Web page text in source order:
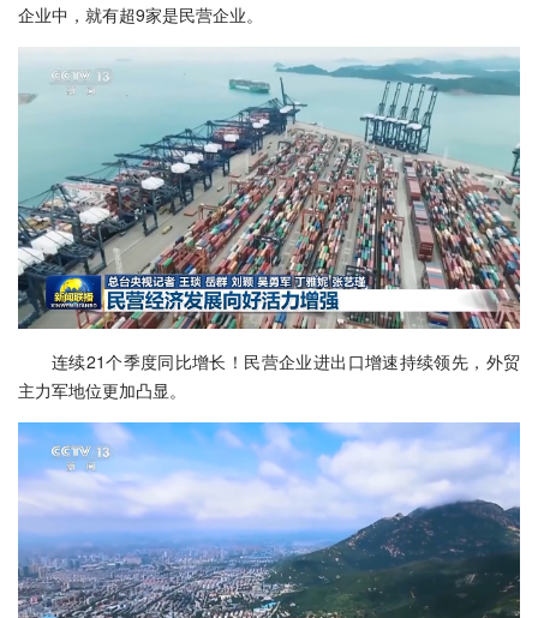
企业中，就有超9家是民营企业。
连续21个季度同比增长！民营企业进出口增速持续领先，外贸
主力军地位更加凸显。